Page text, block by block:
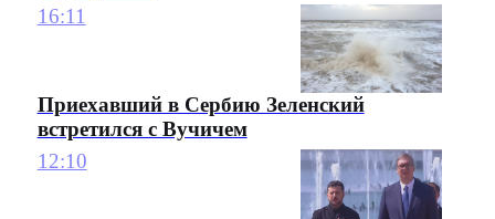
16:11
Приехавший в Сербию Зеленский
встретился с Вучичем
12:10